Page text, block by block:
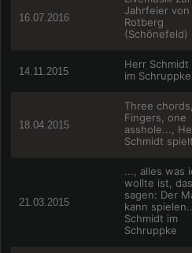
16.07.2016
Jahrfeier von
Rotberg
(Schönefeld)
14.11.2015
Herr Schmidt
im Schruppke
18.04.2015
Three
Fingers, one
asshole...,
Schmidt
21.03.2015
..., alles was
wollte ist,
sagen: Der
kann
Schmidt im
Schruppke